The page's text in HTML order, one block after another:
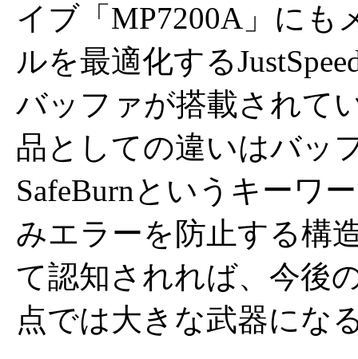
イブ「MP7200A」にも
ルを最適化する
バッファが搭載されて
品としての違いはバッ
SafeBurnというキーワ
みエラーを防止する構
て認知されれば、今後
点では大きな武器にな